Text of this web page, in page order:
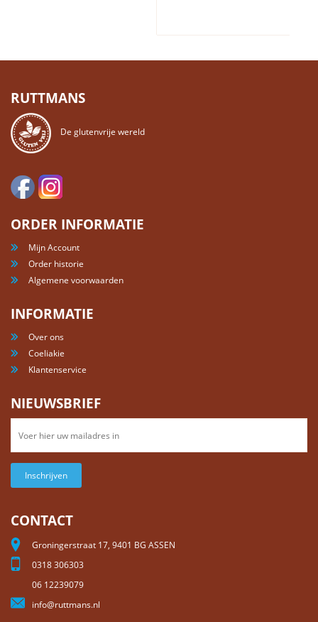
RUTTMANS
De glutenvrije wereld
ORDER INFORMATIE
Mijn Account
Order historie
Algemene voorwaarden
INFORMATIE
Over ons
Coeliakie
Klantenservice
NIEUWSBRIEF
Inschrijven
CONTACT
Groningerstraat 17, 9401 BG ASSEN
0318 306303
06 12239079
info@ruttmans.nl